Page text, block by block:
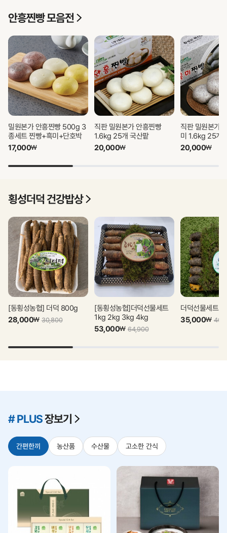
안흥찐빵 모락모락 마을
찐빵 보러 가기
안흥찐빵 모음전
밀원본가 안흥찐빵 500g 3
종세트 찐빵+흑미+단호박
17,000₩
직판 밀원본가 안흥찐빵
1.6kg 25개 국산팥
20,000₩
직판 밀원본가
미 1.6kg 25개
20,000₩
산의 향을 담은 깊은 맛
상품 더보기
횡성더덕 건강밥상
[동횡성농협] 더덕 800g
28,000₩ 30,800
[동횡성농협]더덕선물세트
1kg 2kg 3kg 4kg
53,000₩ 64,900
더덕선물세트
35,000₩
# PLUS장보기
간편한끼 농산품 수산물 고소한 간식